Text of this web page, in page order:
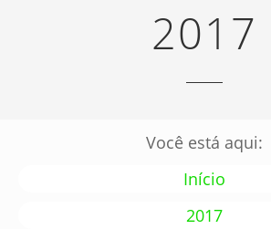
2017
Você está aqui:
Início
2017